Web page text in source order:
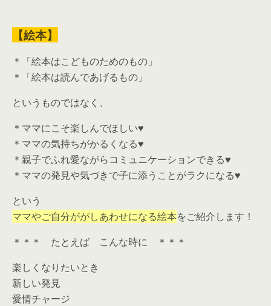
【絵本】
＊「絵本はこどものためのもの」
＊「絵本は読んであげるもの」
というものではなく、
＊ママにこそ楽しんでほしい♥
＊ママの気持ちがかるくなる♥
＊親子でふれ愛ながらコミュニケーションできる♥
＊ママの発見や気づきで子に添うことがラクになる♥
という
ママやご自分ががしあわせになる絵本をご紹介します！
＊＊＊ たとえば こんな時に ＊＊＊
楽しくなりたいとき
新しい発見
愛情チャージ